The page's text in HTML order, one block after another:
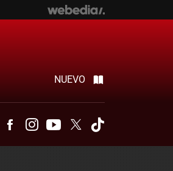
NUEVO
TelegramFacebookInstagramYoutubeTwitter